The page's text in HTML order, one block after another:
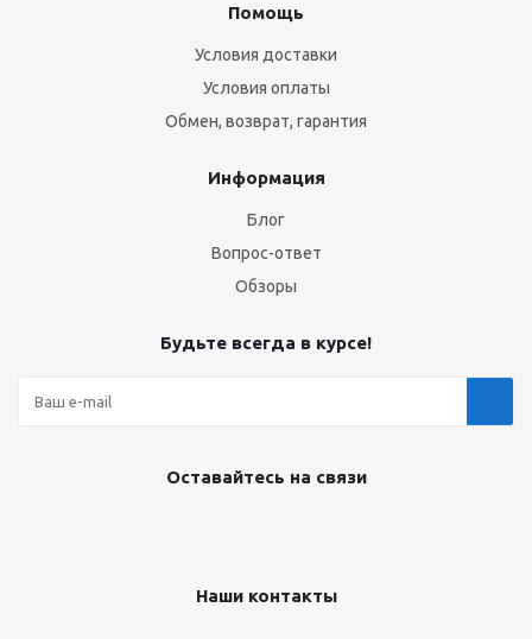
Помощь
Условия доставки
Условия оплаты
Обмен, возврат, гарантия
Информация
Блог
Вопрос-ответ
Обзоры
Будьте всегда в курсе!
Оставайтесь на связи
Наши контакты